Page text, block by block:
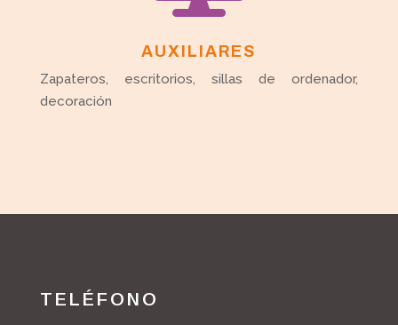
AUXILIARES
Zapateros, escritorios, sillas de ordenador,
decoración
TELÉFONO